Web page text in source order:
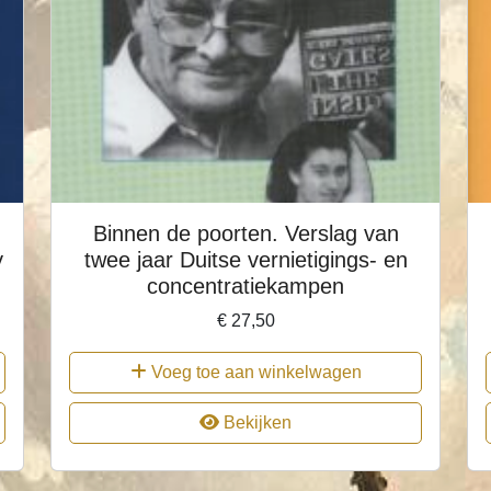
Binnen de poorten. Verslag van
twee jaar Duitse vernietigings- en
concentratiekampen
€27,50
Voeg toe aan winkelwagen
Bekijken